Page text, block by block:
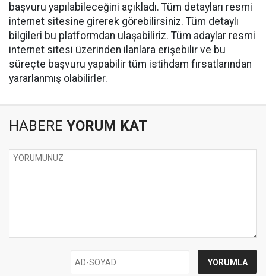
başvuru yapılabileceğini açıkladı. Tüm detayları resmi
internet sitesine girerek görebilirsiniz. Tüm detaylı
bilgileri bu platformdan ulaşabiliriz. Tüm adaylar resmi
internet sitesi üzerinden ilanlara erişebilir ve bu
süreçte başvuru yapabilir tüm istihdam fırsatlarından
yararlanmış olabilirler.
HABERE YORUM KAT